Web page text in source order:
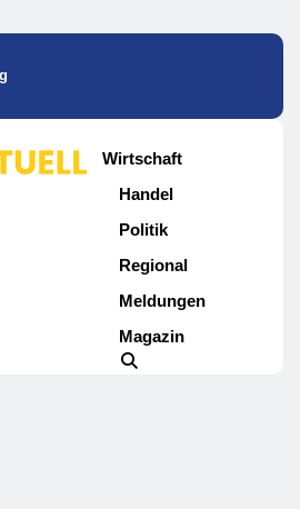
Wirtschaft
Handel
Politik
Regional
Meldungen
Magazin